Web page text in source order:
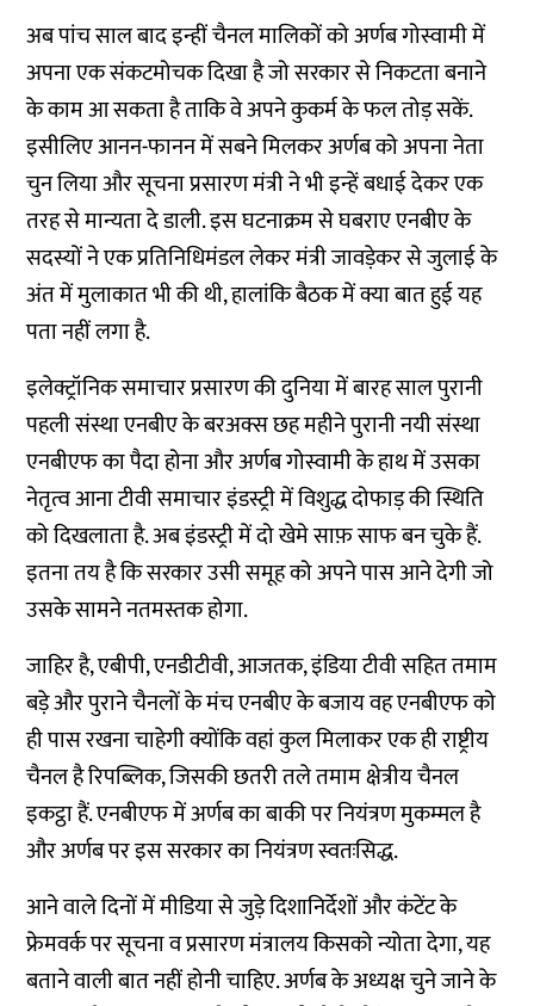
अब पांच साल बाद इन्हीं चैनल मालिकों को अर्णब गोस्वामी में
अपना एक संकटमोचक दिखा है जो सरकार से निकटता बनाने
के काम आ सकता है ताकि वे अपने कुकर्म के फल तोड़ सकें.
इसीलिए आनन-फानन में सबने मिलकर अर्णब को अपना नेता
चुन लिया और सूचना प्रसारण मंत्री ने भी इन्हें बधाई देकर एक
तरह से मान्यता दे डाली. इस घटनाक्रम से घबराए एनबीए के
सदस्यों ने एक प्रतिनिधिमंडल लेकर मंत्री जावड़ेकर से जुलाई के
अंत में मुलाकात भी की थी, हालांकि बैठक में क्या बात हुई यह
पता नहीं लगा है.
इलेक्ट्रॉनिक समाचार प्रसारण की दुनिया में बारह साल पुरानी
पहली संस्था एनबीए के बरअक्स छह महीने पुरानी नयी संस्था
एनबीएफ का पैदा होना और अर्णब गोस्वामी के हाथ में उसका
नेतृत्व आना टीवी समाचार इंडस्ट्री में विशुद्ध दोफाड़ की स्थिति
को दिखलाता है. अब इंडस्ट्री में दो खेमे साफ़ साफ बन चुके हैं.
इतना तय है कि सरकार उसी समूह को अपने पास आने देगी जो
उसके सामने नतमस्तक होगा.
जाहिर है, एबीपी, एनडीटीवी, आजतक, इंडिया टीवी सहित तमाम
बड़े और पुराने चैनलों के मंच एनबीए के बजाय वह एनबीएफ को
ही पास रखना चाहेगी क्योंकि वहां कुल मिलाकर एक ही राष्ट्रीय
चैनल है रिपब्लिक, जिसकी छतरी तले तमाम क्षेत्रीय चैनल
इकट्ठा हैं. एनबीएफ में अर्णब का बाकी पर नियंत्रण मुकम्मल है
और अर्णब पर इस सरकार का नियंत्रण स्वतःसिद्ध.
आने वाले दिनों में मीडिया से जुड़े दिशानिर्देशों और कंटेंट के
फ्रेमवर्क पर सूचना व प्रसारण मंत्रालय किसको न्योता देगा, यह
बताने वाली बात नहीं होनी चाहिए. अर्णब के अध्यक्ष चुने जाने के